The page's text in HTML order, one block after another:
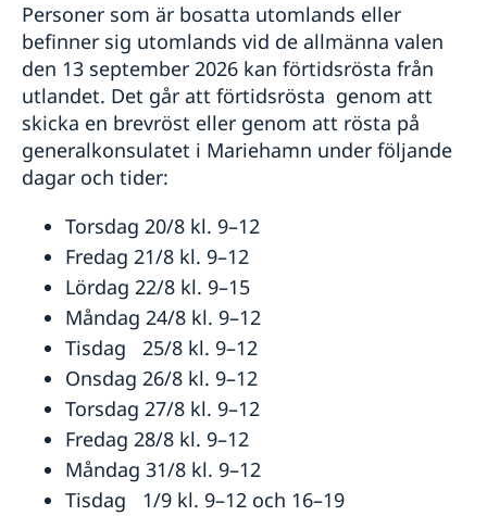
Personer som är bosatta utomlands eller
befinner sig utomlands vid de allmänna valen
den 13 september 2026 kan förtidsrösta från
utlandet. Det går att förtidsrösta genom att
skicka en brevröst eller genom att rösta på
generalkonsulatet i Mariehamn under följande
dagar och tider:
Torsdag 20/8 kl. 9–12
Fredag 21/8 kl. 9–12
Lördag 22/8 kl. 9–15
Måndag 24/8 kl. 9–12
Tisdag 25/8 kl. 9–12
Onsdag 26/8 kl. 9–12
Torsdag 27/8 kl. 9–12
Fredag 28/8 kl. 9–12
Måndag 31/8 kl. 9–12
Tisdag 1/9 kl. 9–12 och 16–19